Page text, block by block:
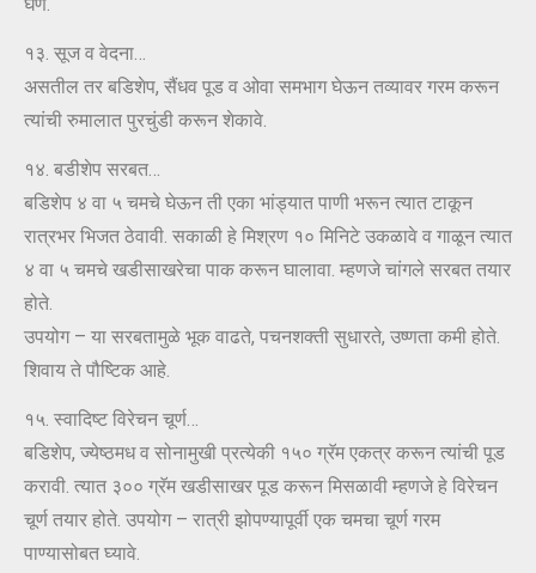
१३. सूज व वेदना…
असतील तर बडिशेप, सैंधव पूड व ओवा समभाग घेऊन तव्यावर गरम करून
त्यांची रुमालात पुरचुंडी करून शेकावे.
१४. बडीशेप सरबत…
बडिशेप ४ वा ५ चमचे घेऊन ती एका भांड्यात पाणी भरून त्यात टाकून
रात्रभर भिजत ठेवावी. सकाळी हे मिश्रण १० मिनिटे उकळावे व गाळून त्यात
४ वा ५ चमचे खडीसाखरेचा पाक करून घालावा. म्हणजे चांगले सरबत तयार
होते.
उपयोग – या सरबतामुळे भूक वाढते, पचनशक्ती सुधारते, उष्णता कमी होते.
शिवाय ते पौष्टिक आहे.
१५. स्वादिष्ट विरेचन चूर्ण…
बडिशेप, ज्येष्ठमध व सोनामुखी प्रत्येकी १५० ग्रॅम एकत्र करून त्यांची पूड
करावी. त्यात ३०० ग्रॅम खडीसाखर पूड करून मिसळावी म्हणजे हे विरेचन
चूर्ण तयार होते. उपयोग – रात्री झोपण्यापूर्वी एक चमचा चूर्ण गरम
पाण्यासोबत घ्यावे.